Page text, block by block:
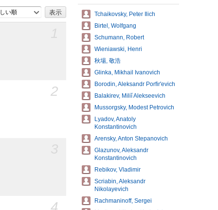
い順
2
4
Tchaikovsky, Peter Ilich
Birtel, Wolfgang
Schumann, Robert
Wieniawski, Henri
秋場, 敬浩
Glinka, Mikhail Ivanovich
Borodin, Aleksandr Porfirʹevich
Balakirev, Miliĭ Alekseevich
Mussorgsky, Modest Petrovich
Lyadov, Anatoly
Konstantinovich
Arensky, Anton Stepanovich
Glazunov, Aleksandr
Konstantinovich
Rebikov, Vladimir
Scriabin, Aleksandr
Nikolayevich
Rachmaninoff, Sergei